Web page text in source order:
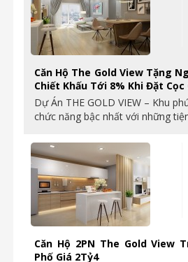
Căn Hộ The Gold View Tặng
Chiết Khấu Tới 8% Khi Đặt Cọc
Dự Án THE GOLD VIEW – Khu
chức năng bậc nhất với những
Căn Hộ 2PN The Gold View
Phố Giá 2Tỷ4